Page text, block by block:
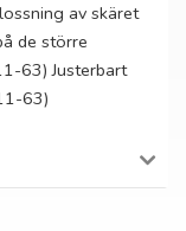
av skäret
de större
63) Justerbart
63)